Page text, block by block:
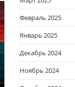
Февраль 2025
Январь 2025
Декабрь 2024
Ноябрь 2024